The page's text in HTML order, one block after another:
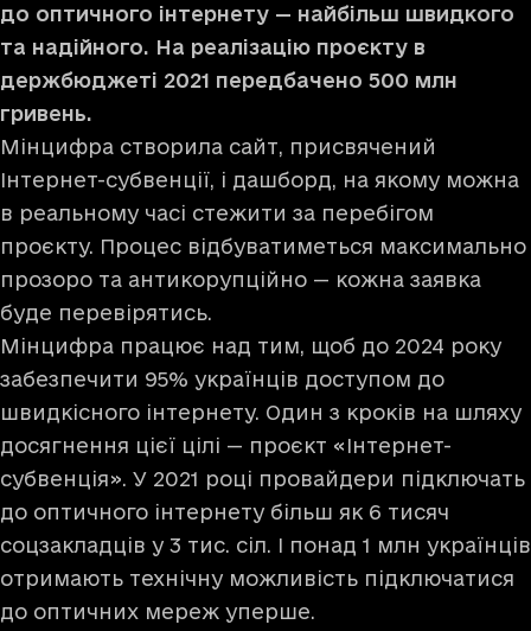
до оптичного інтернету — найбільш швидкого
та надійного. На реалізацію проєкту в
держбюджеті 2021 передбачено 500 млн
гривень.
Мінцифра створила сайт, присвячений
Інтернет-субвенції, і дашборд, на якому можна
в реальному часі стежити за перебігом
проєкту. Процес відбуватиметься максимально
прозоро та антикорупційно — кожна заявка
буде перевірятись.
Мінцифра працює над тим, щоб до 2024 року
забезпечити 95% українців доступом до
швидкісного інтернету. Один з кроків на шляху
досягнення цієї цілі — проєкт «Інтернет-
субвенція». У 2021 році провайдери підключать
до оптичного інтернету більш як 6 тисяч
соцзакладців у 3 тис. сіл. І понад 1 млн українців
отримають технічну можливість підключатися
до оптичних мереж уперше.